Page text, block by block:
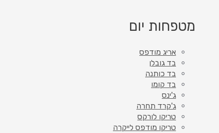
מטפחות יום
אריג מודפס
בד גובלן
בד כותנה
בד קומו
ג'ינס
ג'קרד תחרה
טריקו לורקס
טריקו מודפס לייקרה